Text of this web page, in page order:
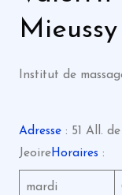
Mieussy
Institut de
Adresse: 51 All.
JeoireHoraires :
mardi